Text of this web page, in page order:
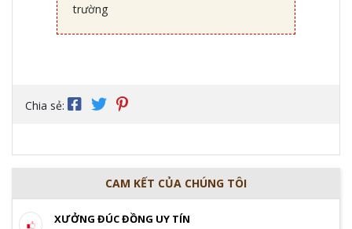
trường
Chia sẻ:
CAM KẾT CỦA CHÚNG TÔI
XƯỞNG ĐÚC ĐỒNG UY TÍN